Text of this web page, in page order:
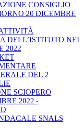
CONSIGLIO
20 DICEMBRE
DELL’ISTITUTO NEI
2022
DEL 2
SCIOPERO
2022 -
SNALS